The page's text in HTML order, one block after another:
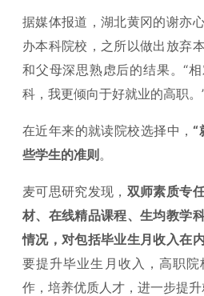
据媒体报道，湖北黄冈的谢亦
办本科院校，之所以做出放弃
和父母深思熟虑后的结果。“
科，我更倾向于好就业的高职。
在近年来的就读院校选择中， “
些学生的准则。
麦可思研究发现， 双师素质专
材、在线精品课程、生均教学
情况，对包括毕业生月收入在
要提升毕业生月收入，高职
作，培养优质人才，进一步提升